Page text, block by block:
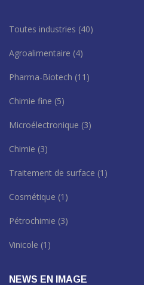
Toutes industries (40)
Agroalimentaire (4)
Pharma-Biotech (11)
Chimie fine (5)
Microélectronique (3)
Chimie (3)
Traitement de surface (1)
Cosmétique (1)
Pétrochimie (3)
Vinicole (1)
NEWS EN IMAGE